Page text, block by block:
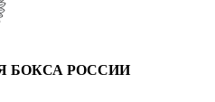
БОКСА РОССИИ